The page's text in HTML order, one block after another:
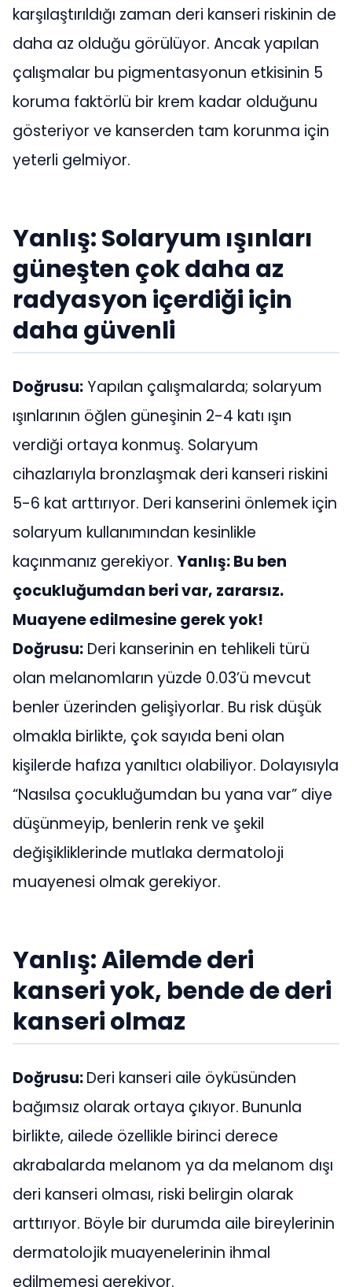
karşılaştırıldığı zaman deri kanseri riskinin de
daha az olduğu görülüyor. Ancak yapılan
çalışmalar bu pigmentasyonun etkisinin 5
koruma faktörlü bir krem kadar olduğunu
gösteriyor ve kanserden tam korunma için
yeterli gelmiyor.
Yanlış: Solaryum ışınları
güneşten çok daha az
radyasyon içerdiği için
daha güvenli
Doğrusu:Yapılan çalışmalarda; solaryum
ışınlarının öğlen güneşinin 2-4 katı ışın
verdiği ortaya konmuş. Solaryum
cihazlarıyla bronzlaşmak deri kanseri riskini
5-6 kat arttırıyor. Deri kanserini önlemek için
solaryum kullanımından kesinlikle
kaçınmanız gerekiyor. Yanlış: Bu ben
çocukluğumdan beri var, zararsız.
Muayene edilmesine gerek yok!
Doğrusu: Deri kanserinin en tehlikeli türü
olan melanomların yüzde 0.03’ü mevcut
benler üzerinden gelişiyorlar. Bu risk düşük
olmakla birlikte, çok sayıda beni olan
kişilerde hafıza yanıltıcı olabiliyor. Dolayısıyla
“Nasılsa çocukluğumdan bu yana var” diye
düşünmeyip, benlerin renk ve şekil
değişikliklerinde mutlaka dermatoloji
muayenesi olmak gerekiyor.
Yanlış: Ailemde deri
kanseri yok, bende de deri
kanseri olmaz
Doğrusu:Deri kanseri aile öyküsünden
bağımsız olarak ortaya çıkıyor. Bununla
birlikte, ailede özellikle birinci derece
akrabalarda melanom ya da melanom dışı
deri kanseri olması, riski belirgin olarak
arttırıyor. Böyle bir durumda aile bireylerinin
dermatolojik muayenelerinin ihmal
edilmemesi gerekiyor.